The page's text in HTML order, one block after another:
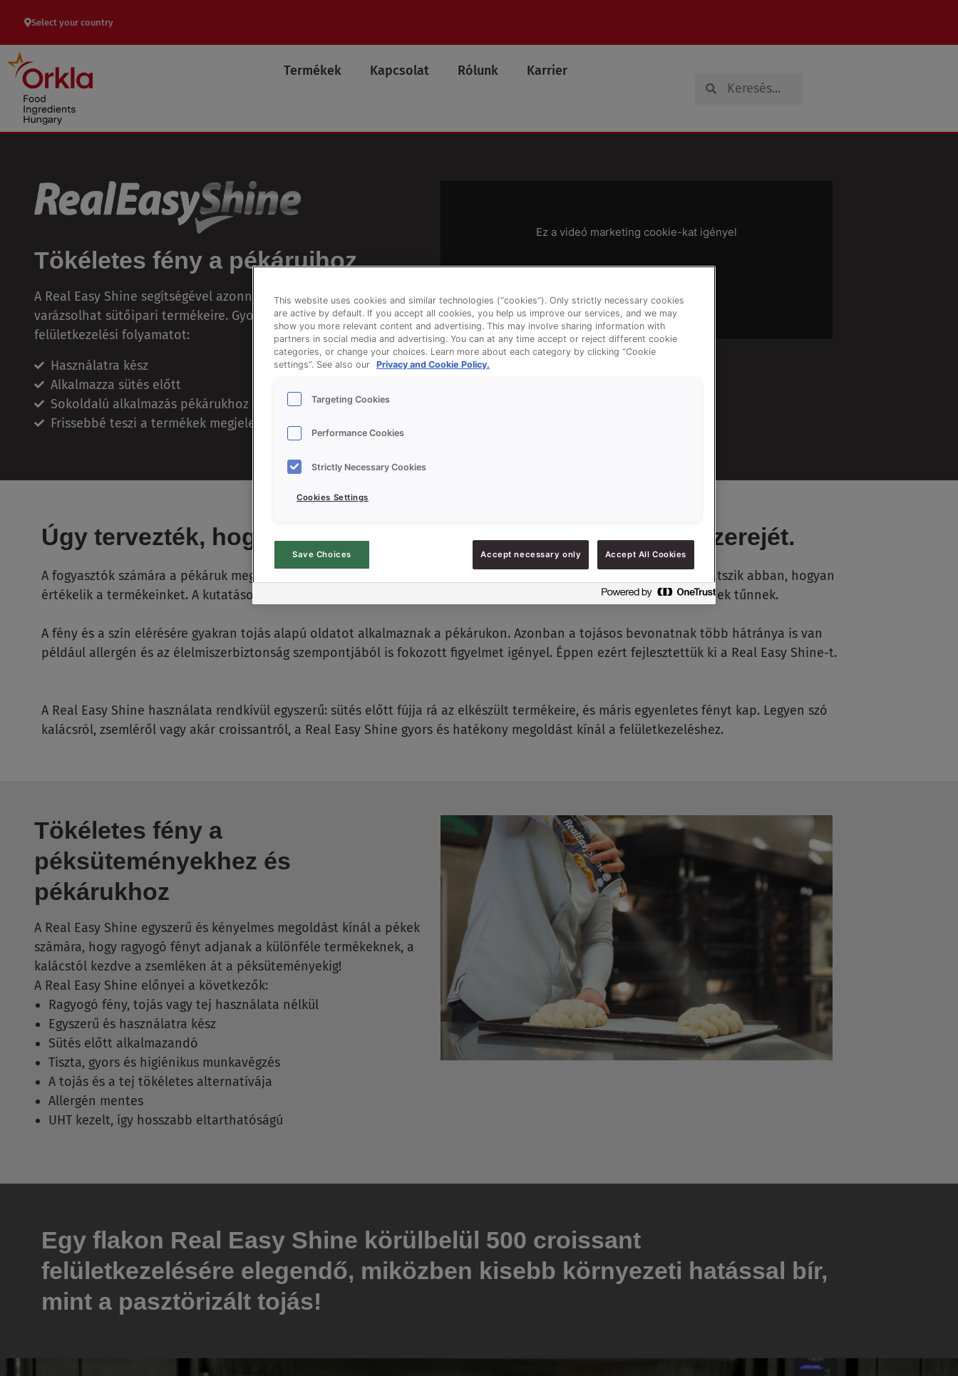
content
Select your country
Termékek Kapcsolat Rólunk Karrier
Tökéletes fény a pékáruihoz
A Real Easy Shine segítségével azonnal egyenletes fényt
varázsolhat sütőipari termékeire. Gyors és egyszerűvé teszi a
felületkezelési folyamatot:
Használatra kész
Alkalmazza sütés előtt
Sokoldalú alkalmazás pékárukhoz
Frissebbé teszi a termékek megjelenését
Ez a videó marketing cookie-kat igényel
Úgy tervezték, hogy növelje a péksütemények vizuális vonzerejét.
A fogyasztók számára a pékáruk megjelenése kiemelten fontos. Az első benyomás gyakran meghatározó szerepet játszik abban, hogyan
értékelik a termékeinket. A kutatások is megerősítik: a fényes pékáruk frissebbnek, vonzóbbnak és jobb minőségűnek tűnnek.
A fény és a szín elérésére gyakran tojás alapú oldatot alkalmaznak a pékárukon. Azonban a tojásos bevonatnak több hátránya is van
például allergén és az élelmiszerbiztonság szempontjából is fokozott figyelmet igényel. Éppen ezért fejlesztettük ki a Real Easy Shine-t.
A Real Easy Shine használata rendkívül egyszerű: sütés előtt fújja rá az elkészült termékeire, és máris egyenletes fényt kap. Legyen szó
kalácsról, zsemléről vagy akár croissantról, a Real Easy Shine gyors és hatékony megoldást kínál a felületkezeléshez.
Tökéletes fény a
péksüteményekhez és
pékárukhoz
A Real Easy Shine egyszerű és kényelmes megoldást kínál a pékek
számára, hogy ragyogó fényt adjanak a különféle termékeknek, a
kalácstól kezdve a zsemléken át a péksüteményekig!
A Real Easy Shine előnyei a következők:
Ragyogó fény, tojás vagy tej használata nélkül
Egyszerű és használatra kész
Sütés előtt alkalmazandó
Tiszta, gyors és higiénikus munkavégzés
A tojás és a tej tökéletes alternatívája
Allergén mentes
UHT kezelt, így hosszabb eltarthatóságú
Egy flakon Real Easy Shine körülbelül 500 croissant
felületkezelésére elegendő, miközben kisebb környezeti hatással bír,
mint a pasztörizált tojás!
This website uses cookies and similar technologies (“cookies”). Only strictly necessary cookies
are active by default. If you accept all cookies, you help us improve our services, and we may
show you more relevant content and advertising. This may involve sharing information with
partners in social media and advertising. You can at any time accept or reject different cookie
categories, or change your choices. Learn more about each category by clicking “Cookie
settings”. See also our Privacy and Cookie Policy.
Targeting Cookies
Performance Cookies
Strictly Necessary Cookies
Cookies Settings
Save Choices Accept necessary only Accept All Cookies